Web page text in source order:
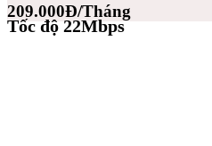
209.000Đ/Tháng
Tốc độ 22Mbps